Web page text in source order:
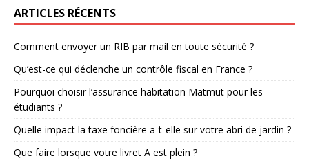
ARTICLES RÉCENTS
Comment envoyer un RIB par mail en toute sécurité ?
Qu’est-ce qui déclenche un contrôle fiscal en France ?
Pourquoi choisir l’assurance habitation Matmut pour les
étudiants ?
Quelle impact la taxe foncière a-t-elle sur votre abri de jardin ?
Que faire lorsque votre livret A est plein ?